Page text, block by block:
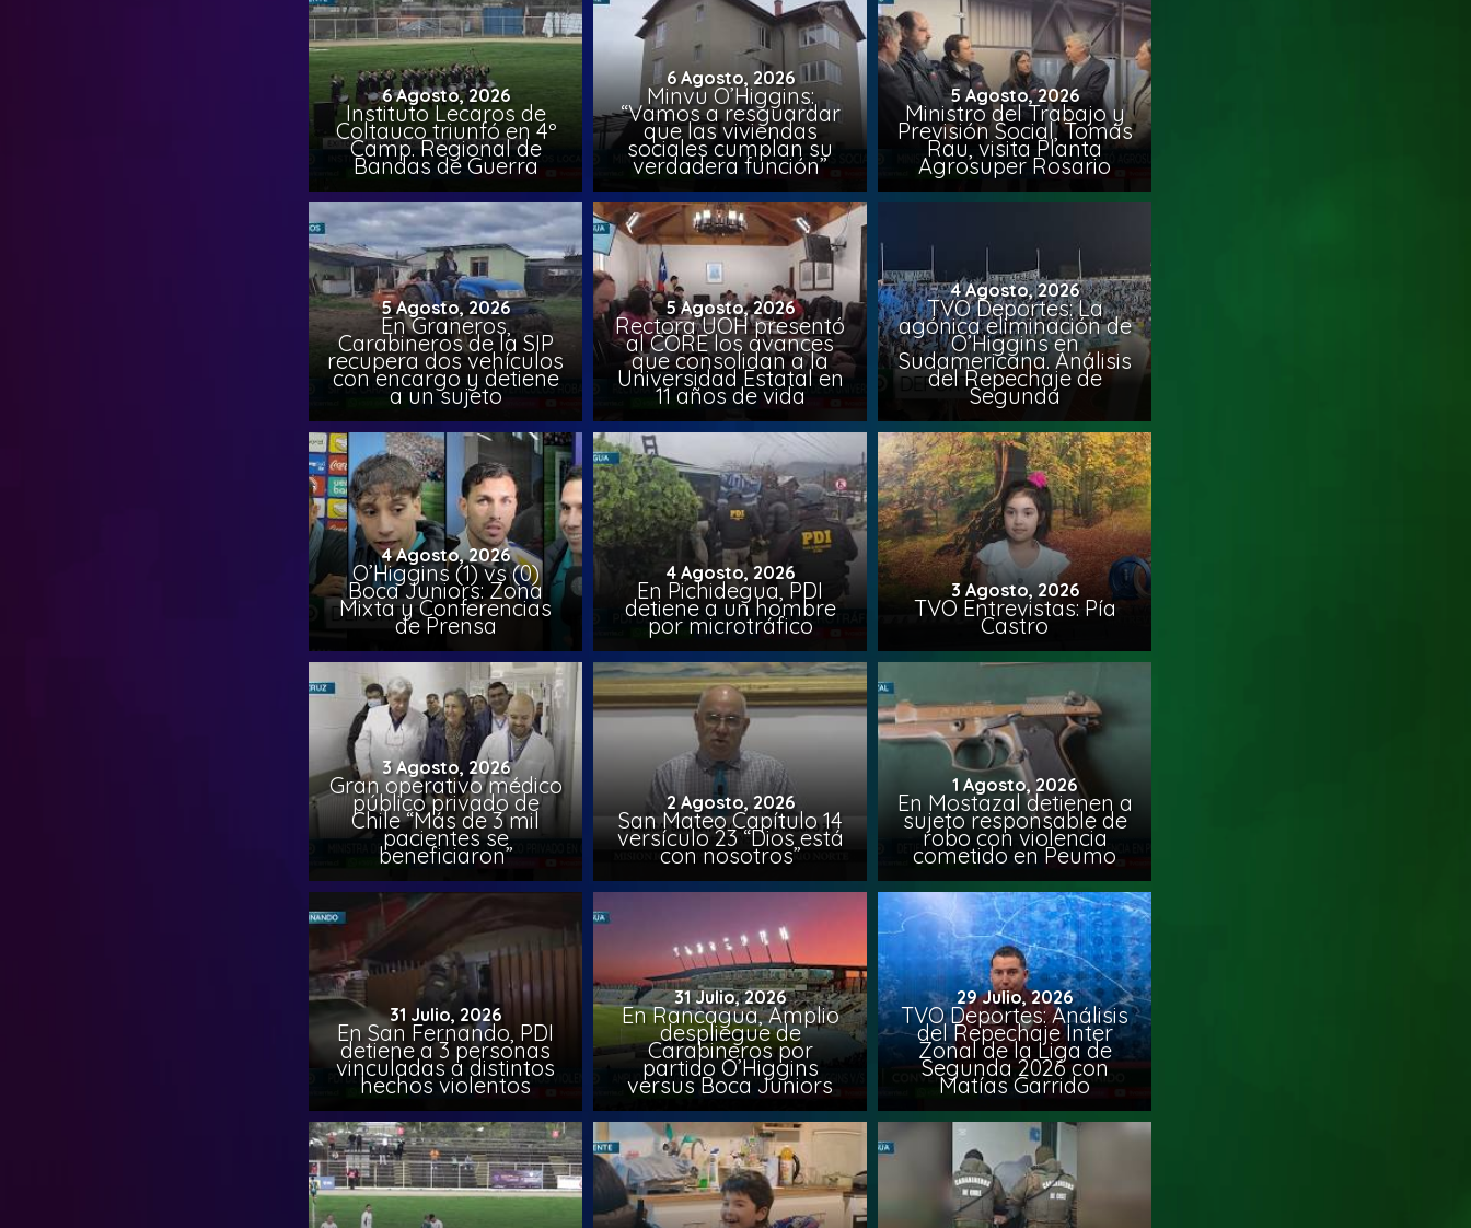
6 Agosto, 2026
Instituto Lecaros de
Coltauco triunfó en 4º
Camp. Regional de
Bandas de Guerra
6 Agosto, 2026
Minvu O’Higgins:
“Vamos a resguardar
que las viviendas
sociales cumplan su
verdadera función”
5 Agosto, 2026
Ministro del Trabajo y
Previsión Social, Tomás
Rau, visita Planta
Agrosuper Rosario
5 Agosto, 2026
En Graneros,
Carabineros de la SIP
recupera dos vehículos
con encargo y detiene
a un sujeto
5 Agosto, 2026
Rectora UOH presentó
al CORE los avances
que consolidan a la
Universidad Estatal en
11 años de vida
4 Agosto, 2026
TVO Deportes: La
agónica eliminación de
O’Higgins en
Sudamericana. Análisis
del Repechaje de
Segunda
4 Agosto, 2026
O’Higgins (1) vs (0)
Boca Juniors: Zona
Mixta y Conferencias
de Prensa
4 Agosto, 2026
En Pichidegua, PDI
detiene a un hombre
por microtráfico
3 Agosto, 2026
TVO Entrevistas: Pía
Castro
3 Agosto, 2026
Gran operativo médico
público privado de
Chile “Más de 3 mil
pacientes se
beneficiaron”
2 Agosto, 2026
San Mateo Capítulo 14
versículo 23 “Dios está
con nosotros”
1 Agosto, 2026
En Mostazal detienen a
sujeto responsable de
robo con violencia
cometido en Peumo
31 Julio, 2026
En San Fernando, PDI
detiene a 3 personas
vinculadas a distintos
hechos violentos
31 Julio, 2026
En Rancagua, Amplio
despliegue de
Carabineros por
partido O’Higgins
versus Boca Juniors
29 Julio, 2026
TVO Deportes: Análisis
del Repechaje Inter
Zonal de la Liga de
Segunda 2026 con
Matías Garrido